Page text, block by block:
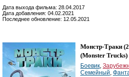
Дата выхода фильма: 28.04.2017
Дата добавления: 04.02.2021
Последнее обновление: 12.05.2021
Монстр-Траки
(Monster Trucks)
Боевик,
Семейный,